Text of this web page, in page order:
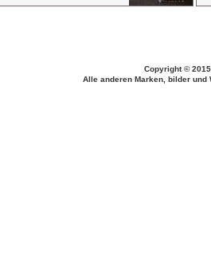
Copyright ©
Alle anderen Marken, bilder und